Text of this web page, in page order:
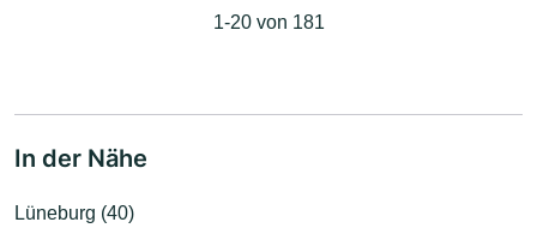
1-20 von 181
In der Nähe
Lüneburg (40)